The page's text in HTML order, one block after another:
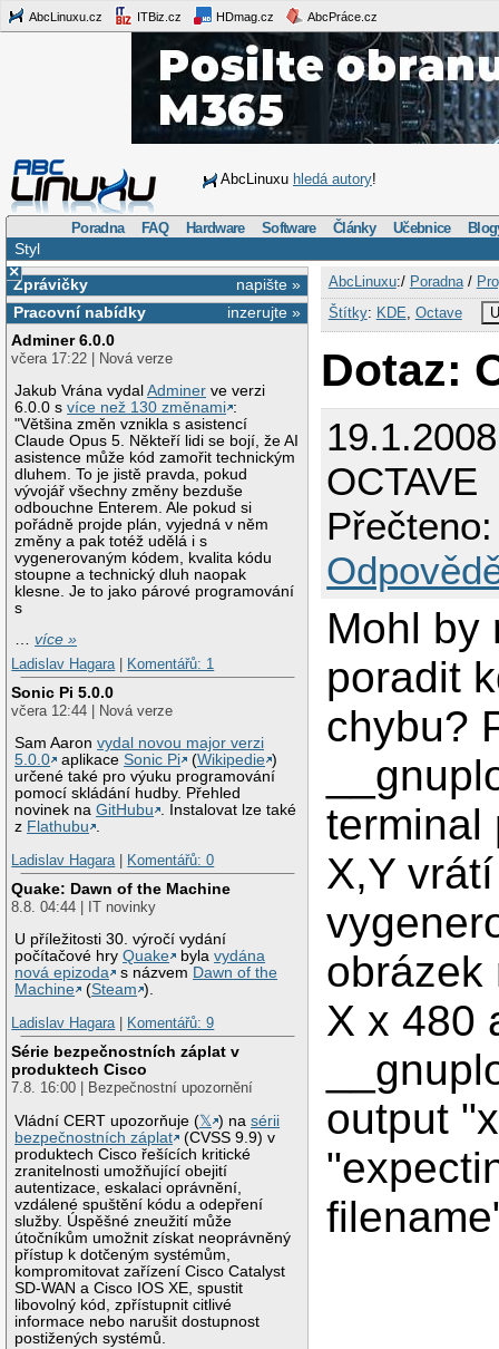
AbcLinuxu.cz ITBiz.cz HDmag.cz AbcPráce.cz
AbcLinuxu hledá autory!
Poradna FAQ Hardware Software Články Učebnice
Styl
×
napište »
Zprávičky
inzerujte »
Pracovní nabídky
Adminer 6.0.0
včera 17:22 | Nová verze
Jakub Vrána vydalAdminer ve verzi
6.0.0 svíce než 130 změnami :
"Většina změn vznikla s asistencí
Claude Opus 5. Někteří lidi se bojí, že AI
asistence může kód zamořit technickým
dluhem. To je jistě pravda, pokud
vývojář všechny změny bezduše
odbouchne Enterem. Ale pokud si
pořádně projde plán, vyjedná v něm
změny a pak totéž udělá i s
vygenerovaným kódem, kvalita kódu
stoupne a technický dluh naopak
klesne. Je to jako párové programování
s
…více »
Ladislav Hagara
Komentářů: 1
Sonic Pi 5.0.0
včera 12:44 | Nová verze
Sam Aaronvydal novou major verzi
5.0.0
aplikaceSonic Pi (Wikipedie )
určené také pro výuku programování
pomocí skládání hudby. Přehled
novinek naGitHubu . Instalovat lze také
z Flathubu .
Ladislav Hagara
Komentářů: 0
Quake: Dawn of the Machine
8.8. 04:44 | IT novinky
U příležitosti 30. výročí vydání
počítačové hryQuake bylavydána
nová epizoda
s názvem Dawn of the
Machine
(Steam ).
Ladislav Hagara
Komentářů: 9
Série bezpečnostních záplat v
produktech Cisco
7.8. 16:00 | Bezpečnostní upozornění
Vládní CERT upozorňuje (𝕏 ) nasérii
bezpečnostních záplat
(CVSS 9.9) v
produktech Cisco řešících kritické
zranitelnosti umožňující obejití
autentizace, eskalaci oprávnění,
vzdálené spuštění kódu a odepření
služby. Úspěšné zneužití může
útočníkům umožnit získat neoprávněný
přístup k dotčeným systémům,
kompromitovat zařízení Cisco Catalyst
SD-WAN a Cisco IOS XE, spustit
libovolný kód, zpřístupnit citlivé
informace nebo narušit dostupnost
postižených systémů.
AbcLinuxu:/ Poradna/
Štítky: KDE Octave
Dotaz:
OCTAVE
Mohl by
poradit
chybu?
terminal
X,Y
obrázek
X x 480
output